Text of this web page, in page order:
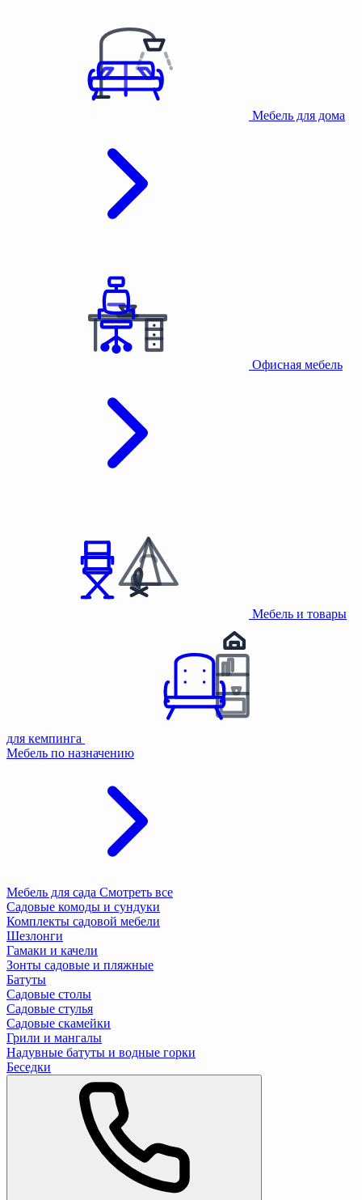
Мебель для дома
Офисная мебель
Мебель и товары
для кемпинга
Мебель по назначению
Мебель для сада Смотреть все
Садовые комоды и сундуки
Комплекты садовой мебели
Шезлонги
Гамаки и качели
Зонты садовые и пляжные
Батуты
Садовые столы
Садовые стулья
Садовые скамейки
Грили и мангалы
Надувные батуты и водные горки
Беседки